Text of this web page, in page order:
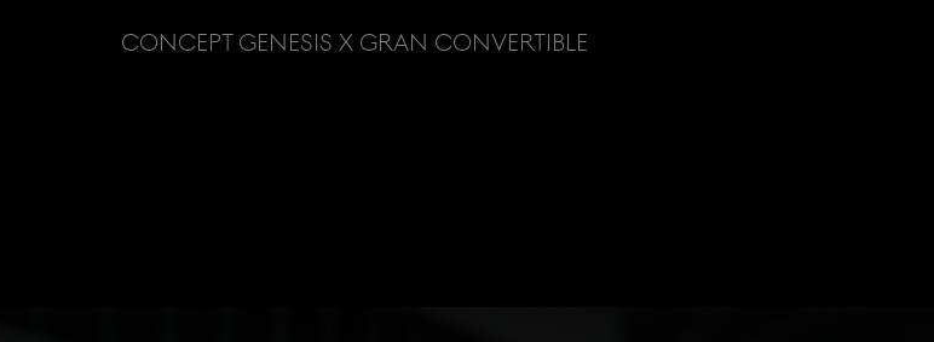
CONCEPT GENESIS X GRAN CONVERTIBLE